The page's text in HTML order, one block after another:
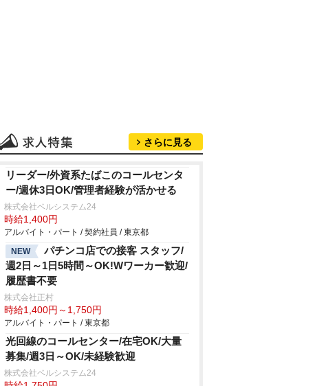
さらに見る
リーダー/外資系たばこのコールセンタ
ー/週休3日OK/管理者経験が活かせる
株式会社ベルシステム24
時給1,400円
アルバイト・パート / 契約社員 / 東京都
NEW
パチンコ店での接客 スタッフ/
週2日～1日5時間～OK!Wワーカー歓迎/
履歴書不要
株式会社正村
時給1,400円～1,750円
アルバイト・パート / 東京都
光回線のコールセンター/在宅OK/大量
募集/週3日～OK/未経験歓迎
株式会社ベルシステム24